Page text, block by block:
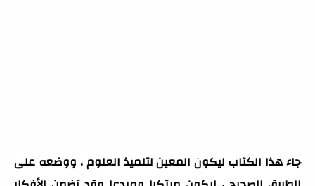
جاء هذا الكتاب ليكون المعين لتلميذ العلوم ، ووضعه على